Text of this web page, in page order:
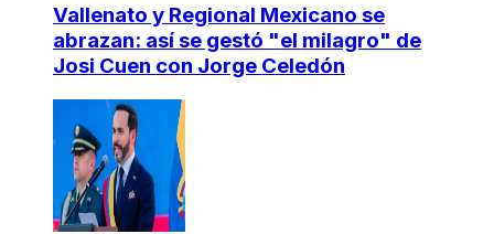
Vallenato y Regional Mexicano se
abrazan: así se gestó "el milagro" de
Josi Cuen con Jorge Celedón